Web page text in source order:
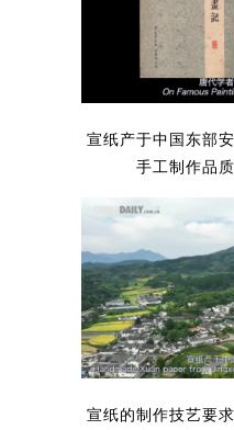
宣纸产于中国东部
手工制作品
宣纸的制作技艺要